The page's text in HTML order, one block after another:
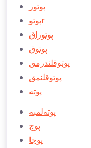
پوتور
پوتوr
پوتوراق
پوتوق
پوتوقلندرمق
پوتوقلنمق
پوته
پوته‌لمبه
پوج
پوجا